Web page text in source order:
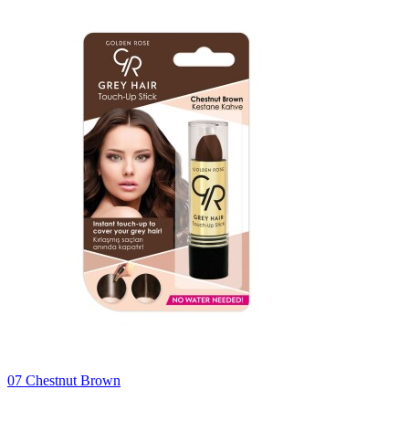
07 Chestnut Brown